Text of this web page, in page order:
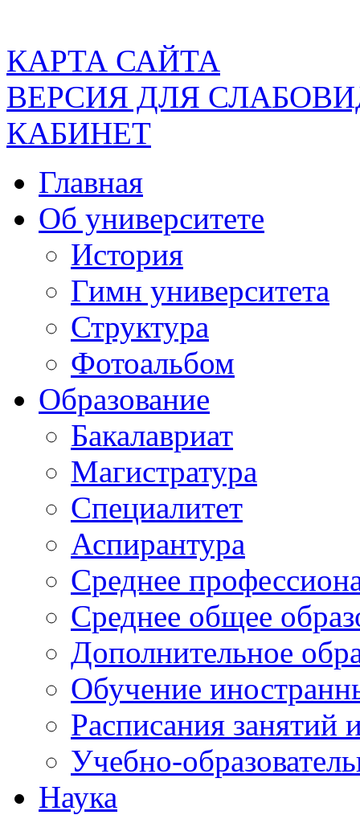
КАРТА САЙТА
ВЕРСИЯ ДЛЯ
КАБИНЕТ
Главная
Об университете
История
Гимн университета
Структура
Фотоальбом
Образование
Бакалавриат
Магистратура
Специалитет
Аспирантура
Среднее
Среднее общее
Дополнительное
Обучение
Расписания занятий
Учебно-
Наука